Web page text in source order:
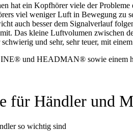
hat ein Kopfhörer viele der
viel weniger Luft in Bewegung zu
auch besser dem Signalverlauf
Das kleine Luftvolumen
und sehr, sehr teuer, mit
und HEADMAN® sowie einem
für Händler und
so wichtig sind